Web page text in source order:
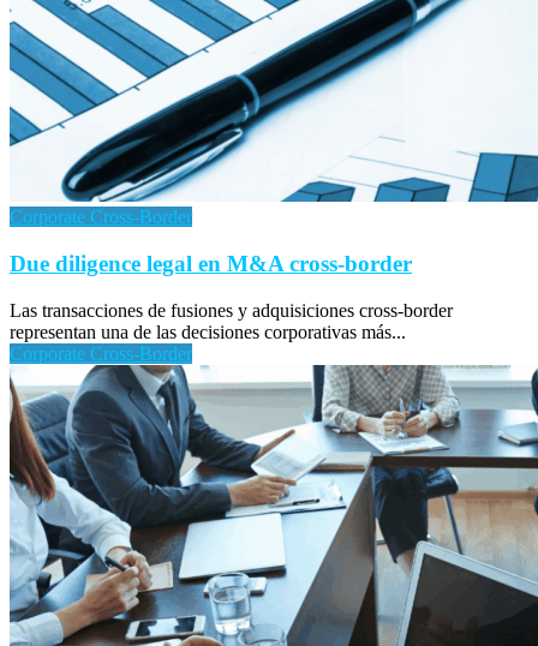
Corporate Cross-Border
Due diligence legal en M&A cross-border
Las transacciones de fusiones y adquisiciones cross-border
representan una de las decisiones corporativas más...
Corporate Cross-Border